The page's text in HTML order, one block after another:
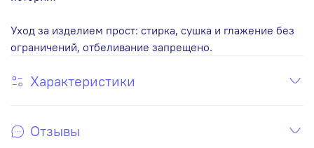
Уход за изделием прост: стирка, сушка и глажение без
ограничений, отбеливание запрещено.
Характеристики
Отзывы